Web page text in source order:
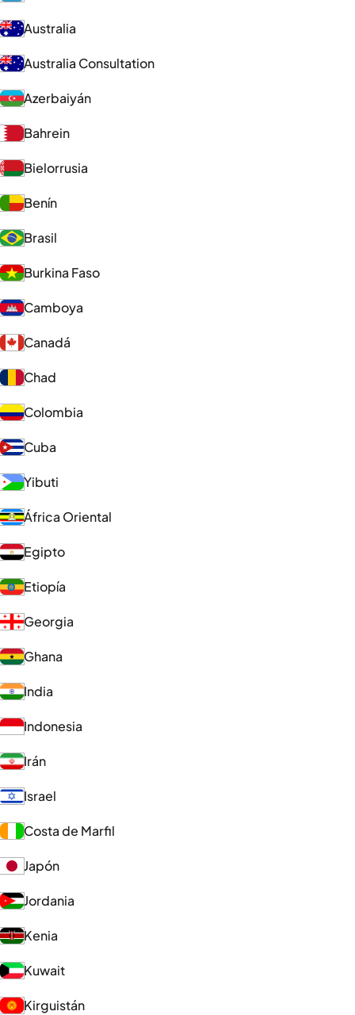
Australia
Australia Consultation
Azerbaiyán
Bahrein
Bielorrusia
Benín
Brasil
Burkina Faso
Camboya
Canadá
Chad
Colombia
Cuba
Yibuti
África Oriental
Egipto
Etiopía
Georgia
Ghana
India
Indonesia
Irán
Israel
Costa de Marfil
Japón
Jordania
Kenia
Kuwait
Kirguistán